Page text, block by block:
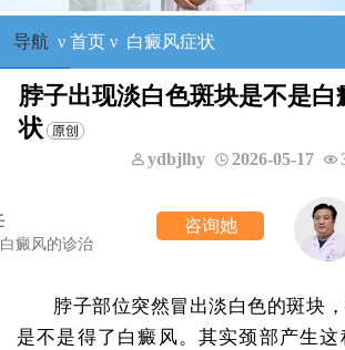
导航 ν 首页ν 白癜风症状
脖子出现淡白色斑块是不是白
状
ydbjlhy 2026-05-17
她 王树申
一科主任
擅长：外科手术治疗各类
脖子部位突然冒出淡白色的斑块
是不是得了白癜风。其实颈部产生